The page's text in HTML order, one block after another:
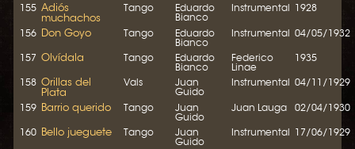
155 Adiós
muchachos
Tango
Eduardo
Bianco
Instrumental 1928
156 Don Goyo Tango
Eduardo
Bianco
Instrumental 04/05/1932
157 Olvídala Tango
Eduardo
Bianco
Federico
Linae
1935
158 Orillas del
Plata
Vals
Juan
Guido
Instrumental 04/11/1929
159 Barrio querido Tango
Juan
Guido
Juan Lauga 02/04/1930
160 Bello jueguete Tango
Juan
Guido
Instrumental 17/06/1929